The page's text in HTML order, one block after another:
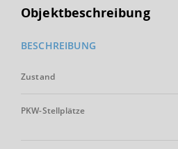
Objektbeschreibung
BESCHREIBUNG
Zustand
PKW-Stellplätze